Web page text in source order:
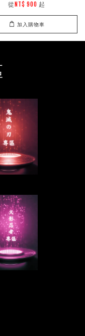
從 NT$ 900 起
加入購物車